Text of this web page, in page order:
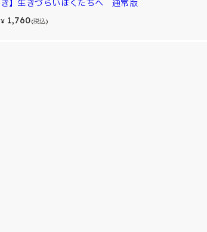
き】生きづらいぼくたちへ 通常版
¥ 1,760(税込)